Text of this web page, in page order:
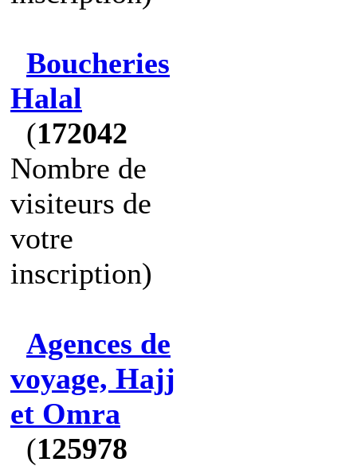
Boucheries
Halal
(172042
Nombre de
visiteurs de
votre
inscription)
Agences de
voyage, Hajj
et Omra
(125978